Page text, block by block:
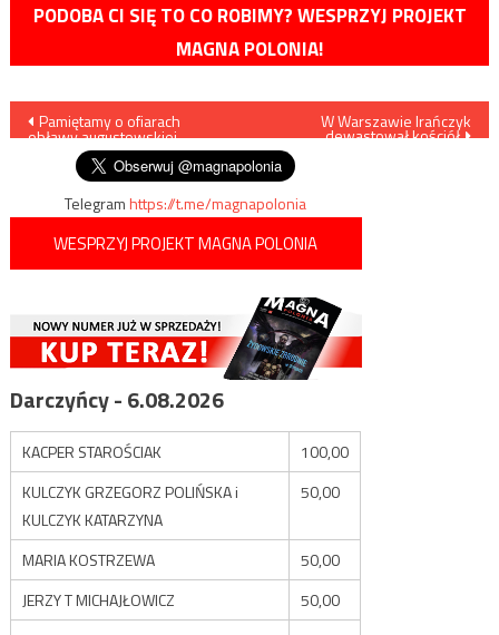
PODOBA CI SIĘ TO CO ROBIMY? WESPRZYJ PROJEKT
MAGNA POLONIA!
Nawigacja
wpisu
Pamiętamy o ofiarach
obławy augustowskiej
W Warszawie Irańczyk
dewastował kościół
Telegramhttps://t.me/magnapolonia
WESPRZYJ PROJEKT MAGNA POLONIA
Darczyńcy - 6.08.2026
KACPER STAROŚCIAK
100,00
KULCZYK GRZEGORZ POLIŃSKA i
KULCZYK KATARZYNA
50,00
MARIA KOSTRZEWA
50,00
JERZY T MICHAJŁOWICZ
50,00